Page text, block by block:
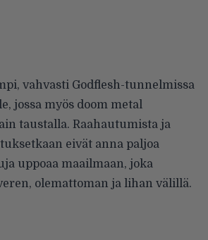
vahvasti Godflesh-tunnelmissa
jossa myös doom metal
taustalla. Raahautumista ja
eivät anna paljoa
uppoaa maailmaan, joka
olemattoman ja lihan välillä.